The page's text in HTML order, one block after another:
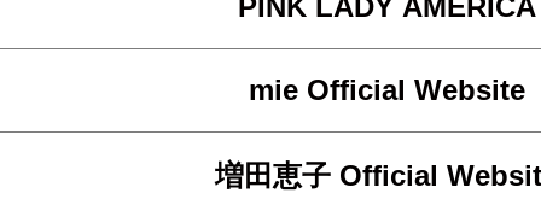
mie Official Website
増田恵子 Official